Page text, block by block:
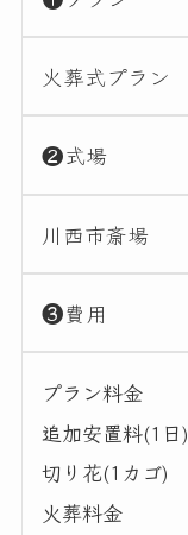
火葬式プラン
❷式場
川西市斎場
❸費用
プラン料金
追加安置料(1日)
切り花(1カゴ)
火葬料金